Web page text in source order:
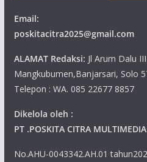
Email:
poskitacitra2025@gmail.com
ALAMAT Redaksi: Jl Arum Dalu
Mangkubumen,Banjarsari, Solo
Telepon : WA. 085 22677 8857
Dikelola oleh :
PT .POSKITA CITRA
No.AHU-0043342.AH.01